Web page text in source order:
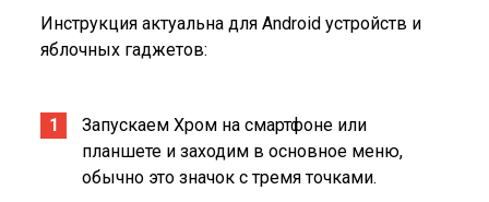
Инструкция актуальна для Android устройств и
яблочных гаджетов:
Запускаем Хром на смартфоне или
планшете и заходим в основное меню,
обычно это значок с тремя точками.